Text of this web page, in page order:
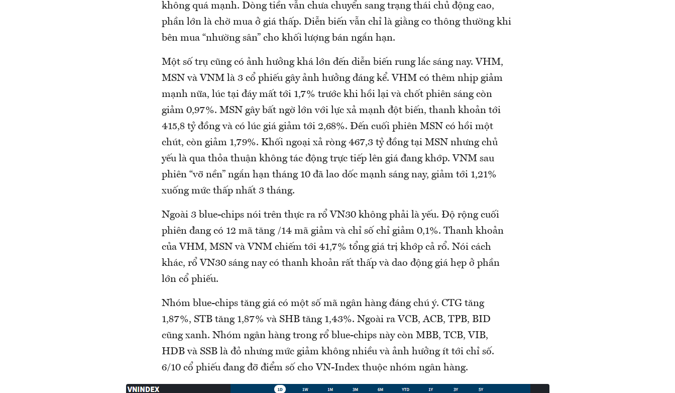
không quá mạnh. Dòng tiền vẫn chưa chuyển sang trạng thái chủ động cao,
phần lớn là chờ mua ở giá thấp. Diễn biến vẫn chỉ là giằng co thông thường khi
bên mua “nhường sân” cho khối lượng bán ngắn hạn.
Một số trụ cũng có ảnh hưởng khá lớn đến diễn biến rung lắc sáng nay. VHM,
MSN và VNM là 3 cổ phiếu gây ảnh hưởng đáng kể. VHM có thêm nhịp giảm
mạnh nữa, lúc tại đáy mất tới 1,7% trước khi hồi lại và chốt phiên sáng còn
giảm 0,97%. MSN gây bất ngờ lớn với lực xả mạnh đột biến, thanh khoản tới
415,8 tỷ đồng và có lúc giá giảm tới 2,68%. Đến cuối phiên MSN có hồi một
chút, còn giảm 1,79%. Khối ngoại xả ròng 467,3 tỷ đồng tại MSN nhưng chủ
yếu là qua thỏa thuận không tác động trực tiếp lên giá đang khớp. VNM sau
phiên “vỡ nền” ngắn hạn tháng 10 đã lao dốc mạnh sáng nay, giảm tới 1,21%
xuống mức thấp nhất 3 tháng.
Ngoài 3 blue-chips nói trên thực ra rổ VN30 không phải là yếu. Độ rộng cuối
phiên đang có 12 mã tăng /14 mã giảm và chỉ số chỉ giảm 0,1%. Thanh khoản
của VHM, MSN và VNM chiếm tới 41,7% tổng giá trị khớp cả rổ. Nói cách
khác, rổ VN30 sáng nay có thanh khoản rất thấp và dao động giá hẹp ở phần
lớn cổ phiếu.
Nhóm blue-chips tăng giá có một số mã ngân hàng đáng chú ý. CTG tăng
1,87%, STB tăng 1,87% và SHB tăng 1,43%. Ngoài ra VCB, ACB, TPB, BID
cũng xanh. Nhóm ngân hàng trong rổ blue-chips này còn MBB, TCB, VIB,
HDB và SSB là đỏ nhưng mức giảm không nhiều và ảnh hưởng ít tới chỉ số.
6/10 cổ phiếu đang đỡ điểm số cho VN-Index thuộc nhóm ngân hàng.